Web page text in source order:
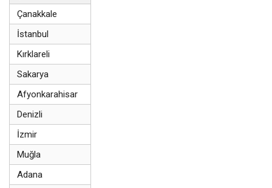
Çanakkale
İstanbul
Kırklareli
Sakarya
Afyonkarahisar
Denizli
İzmir
Muğla
Adana